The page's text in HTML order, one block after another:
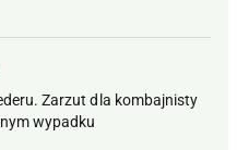
Zarzut dla kombajnisty
wypadku